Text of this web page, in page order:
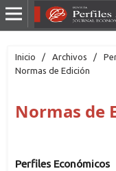
Inicio / Archivos /
Normas de Edición
Normas de
Perfiles Económicos